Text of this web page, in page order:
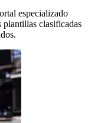
especializado
plantillas clasificadas